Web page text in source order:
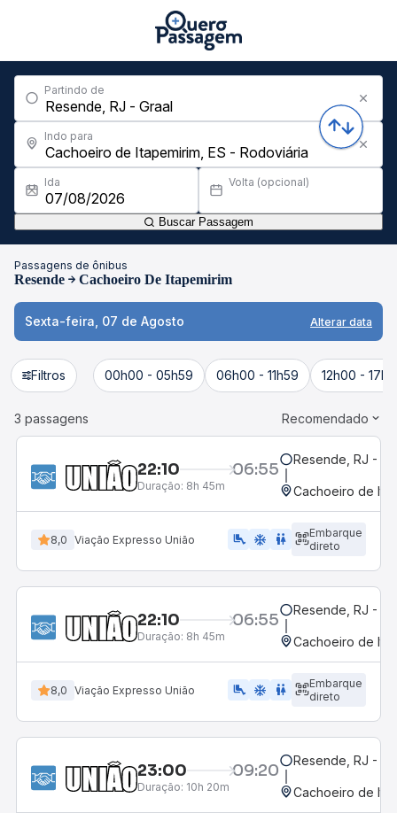
Partindo de
Indo para
Ida Volta (opcional)
Buscar Passagem
Passagens de ônibus
Resende Cachoeiro De Itapemirim
Sexta-feira, 07 de Agosto Alterar data
Filtros 00h00 - 05h59 06h00 - 11h59 12h00 -
3 passagens Recomendado
22:10 06:55
Duração: 8h 45m
Resende, RJ -
Cachoeiro de
8,0 Viação Expresso União airline_seat_legroom_extra ac_unit WC
Embarque
direto
22:10 06:55
Duração: 8h 45m
Resende, RJ -
Cachoeiro de
8,0 Viação Expresso União airline_seat_legroom_extra ac_unit wc
Embarque
direto
23:00 09:20
Duração: 10h 20m
Resende, RJ -
Cachoeiro de